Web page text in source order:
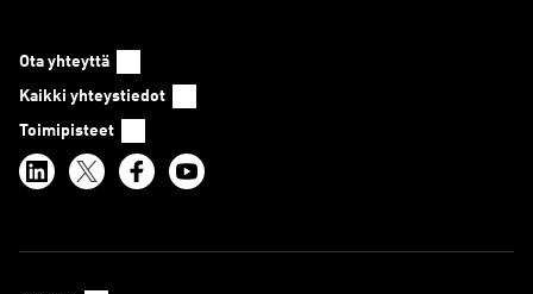
Ota yhteyttä
Kaikki yhteystiedot
Toimipisteet